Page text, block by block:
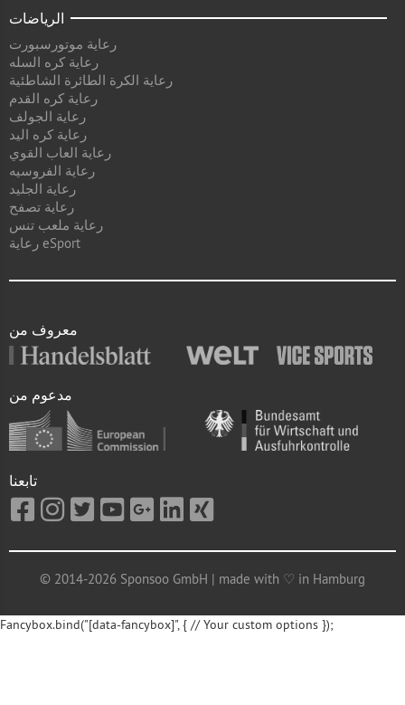
الرياضات
رعاية موتورسبورت
رعاية كره السله
رعاية الكرة الطائرة الشاطئية
رعاية كره القدم
رعاية الجولف
رعاية كره اليد
رعاية العاب القوي
رعاية الفروسيه
رعاية الجليد
رعاية تصفح
رعاية ملعب تنس
رعاية eSport
معروف من
مدعوم من
تابعنا
© 2014-2026 Sponsoo GmbH | made with ♡ in Hamburg
Fancybox.bind("[data-fancybox]", { // Your custom options });